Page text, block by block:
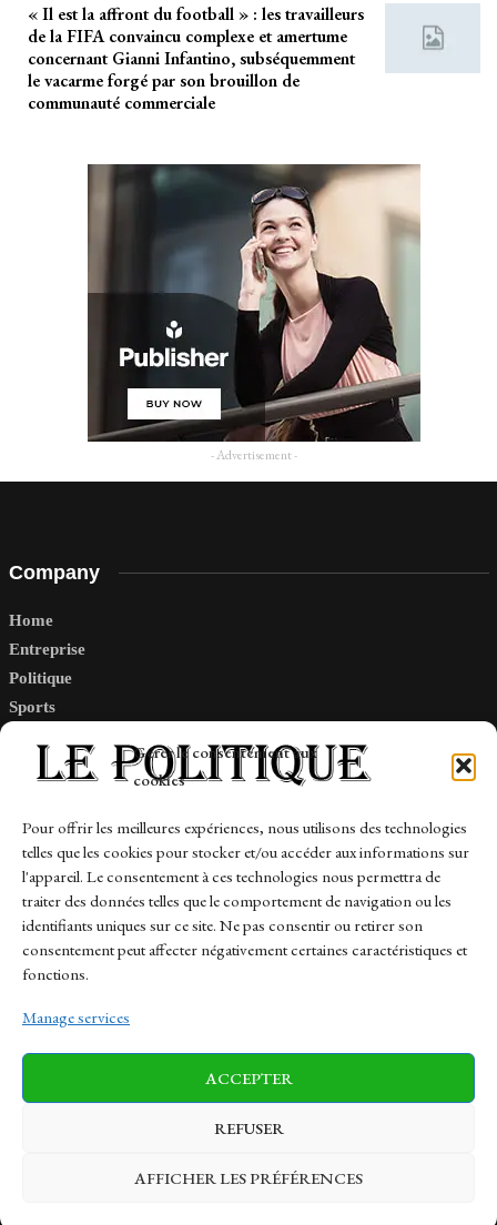
Gérer le consentement aux
cookies
Pour offrir les meilleures expériences, nous utilisons des technologies
telles que les cookies pour stocker et/ou accéder aux informations sur
l'appareil. Le consentement à ces technologies nous permettra de
traiter des données telles que le comportement de navigation ou les
identifiants uniques sur ce site. Ne pas consentir ou retirer son
consentement peut affecter négativement certaines caractéristiques et
fonctions.
Manage services
ACCEPTER
REFUSER
AFFICHER LES PRÉFÉRENCES
« Il est la affront du football » : les travailleurs
de la FIFA convaincu complexe et amertume
concernant Gianni Infantino, subséquemment
le vacarme forgé par son brouillon de
communauté commerciale
- Advertisement -
Company
Home
Entreprise
Politique
Sports
Links
Contact
Sitemap
News Finance-Marches Politics
Business Tech Health Sports Travel
© 1997-2026 - lepolitique.net. All Rights Reserved.